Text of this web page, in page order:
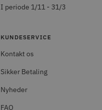
I periode 1/11 - 31/3
KUNDESERVICE
Kontakt os
Sikker Betaling
Nyheder
FAQ